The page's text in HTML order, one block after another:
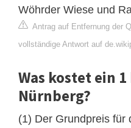
Wöhrder Wiese und
Antrag auf Entfernung der
vollständige Antwort auf
Was kostet ein
Nürnberg?
(1) Der Grundpreis für